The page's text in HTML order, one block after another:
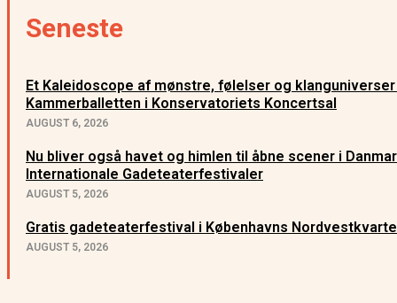
Seneste
Et Kaleidoscope af mønstre, følelser og
Kammerballetten i Konservatoriets Koncertsal
AUGUST 6, 2026
Nu bliver også havet og himlen til åbne scener i
Internationale Gadeteaterfestivaler
AUGUST 5, 2026
Gratis gadeteaterfestival i Københavns
AUGUST 5, 2026